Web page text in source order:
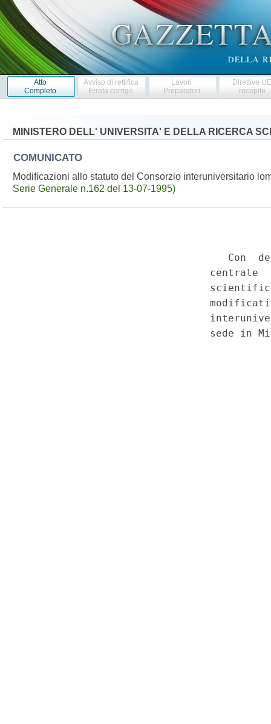
Atto
Completo
Avviso di rettifica
Errata corrige
Lavori
Preparatori
Direttive
recepite
MINISTERO DELL' UNIVERSITA' E DELLA RICERCA
COMUNICATO
Modificazioni allo statuto del Consorzio interuniversitario
Serie Generale n.162 del 13-07-1995)